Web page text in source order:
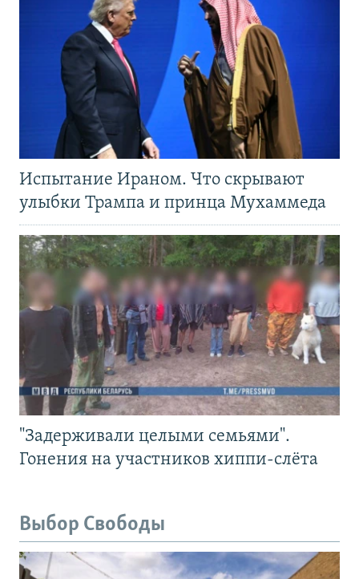
Испытание Ираном. Что скрывают
улыбки Трампа и принца Мухаммеда
"Задерживали целыми семьями".
Гонения на участников хиппи-слёта
Выбор Свободы